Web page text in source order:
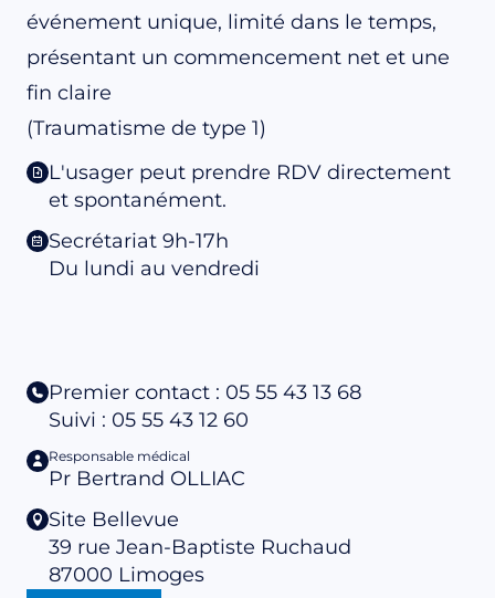
événement unique, limité dans le temps,
présentant un commencement net et une
fin claire
(Traumatisme de type 1)
L'usager peut prendre RDV directement
et spontanément.
Secrétariat 9h-17h
Du lundi au vendredi
Premier contact : 05 55 43 13 68
Suivi : 05 55 43 12 60
Responsable médical
Pr Bertrand OLLIAC
Site Bellevue
39 rue Jean-Baptiste Ruchaud
87000 Limoges